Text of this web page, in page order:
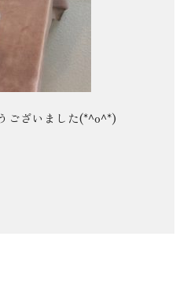
ございました(*^o^*)